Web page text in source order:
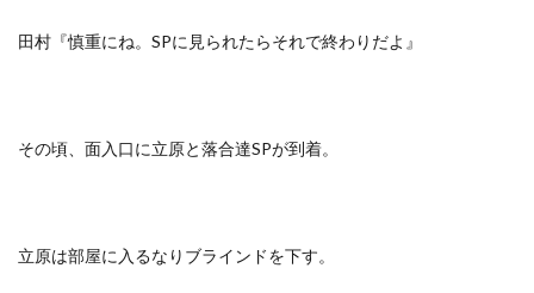
田村『慎重にね。SPに見られたらそれで終わりだよ』
その頃、面入口に立原と落合達SPが到着。
立原は部屋に入るなりブラインドを下す。